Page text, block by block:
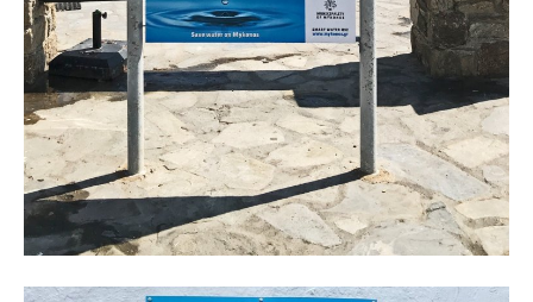
Don't miss
out!
Sing up for our newsletter
to stay in the loop.